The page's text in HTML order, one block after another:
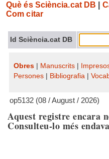
Què és Sciència.cat DB
Com citar
Id Sciència.cat DB
Obres Manuscrits
Persones
Bibliografia
op5132 (08 / August / 2026)
Aquest registre encara
Consulteu-lo més